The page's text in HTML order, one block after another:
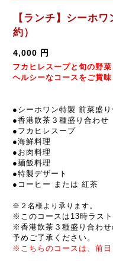
【ランチ】シーホ
約）
4,000 円
フカヒレスープと旬の野
ヘルシーなコースをご賞味
●シーホワン特製 前菜盛り
●香港飲茶３種盛り合わせ
● フカヒレ スープ
●海鮮料理
● お肉料理
●麺飯料理
●特製デザート
● コーヒー または 紅茶
※２名様より承ります。
※このコースは13時ラスト
※香港飲茶３種盛り合わせ
予めご了承ください。
※こちらのコースは、前日